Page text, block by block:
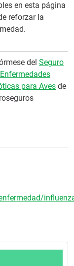
en esta página
reforzar la
del Seguro
para Aves de